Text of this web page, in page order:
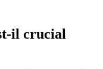
il crucial